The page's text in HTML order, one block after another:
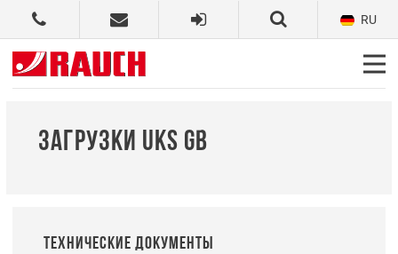
RU
ЗАГРУЗКИ UKS GB
ТЕХНИЧЕСКИЕ ДОКУМЕНТЫ